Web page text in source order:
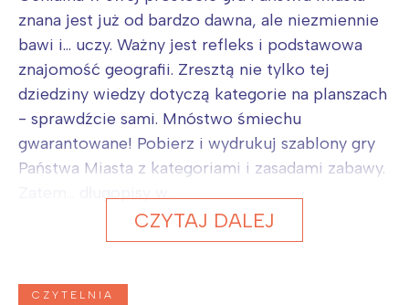
znana jest już od bardzo dawna, ale niezmiennie
bawi i... uczy. Ważny jest refleks i podstawowa
znajomość geografii. Zresztą nie tylko tej
dziedziny wiedzy dotyczą kategorie na planszach
- sprawdźcie sami. Mnóstwo śmiechu
gwarantowane! Pobierz i wydrukuj szablony gry
Państwa Miasta z kategoriami i zasadami zabawy.
CZYTAJ DALEJ
CZYTELNIA